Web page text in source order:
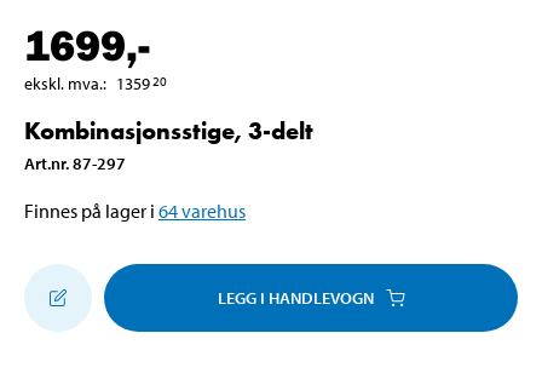
1699,-
ekskl. mva.: 135920
Kombinasjonsstige, 3-delt
Art.nr.87-297
Finnes på lager i 64varehus
LEGG I HANDLEVOGN